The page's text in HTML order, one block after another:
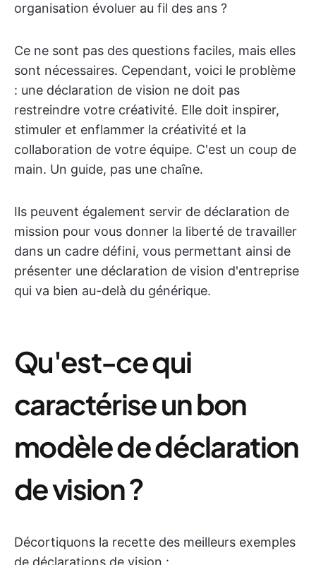
organisation évoluer au fil des ans ?
Ce ne sont pas des questions faciles, mais elles
sont nécessaires. Cependant, voici le problème
: une déclaration de vision ne doit pas
restreindre votre créativité. Elle doit inspirer,
stimuler et enflammer la créativité et la
collaboration de votre équipe. C'est un coup de
main. Un guide, pas une chaîne.
Ils peuvent également servir de déclaration de
mission pour vous donner la liberté de travailler
dans un cadre défini, vous permettant ainsi de
présenter une déclaration de vision d'entreprise
qui va bien au-delà du générique.
Qu'est-ce qui
caractérise un bon
modèle de déclaration
de vision ?
Décortiquons la recette des meilleurs exemples
de déclarations de vision :